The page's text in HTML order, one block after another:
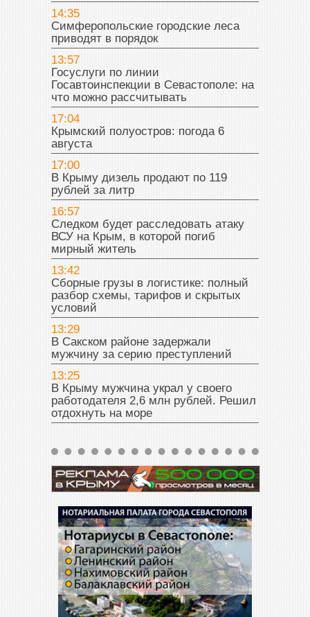
14:35
Симферопольские городские леса
приводят в порядок
13:57
Госуслуги по линии
Госавтоинспекции в Севастополе: на
что можно рассчитывать
17:04
Крымский полуостров: погода 6
августа
17:00
В Крыму дизель продают по 119
рублей за литр
16:57
Следком будет расследовать атаку
ВСУ на Крым, в которой погиб
мирный житель
13:42
Сборные грузы в логистике: полный
разбор схемы, тарифов и скрытых
условий
13:29
В Сакском районе задержали
мужчину за серию преступлений
13:25
В Крыму мужчина украл у своего
работодателя 2,6 млн рублей. Решил
отдохнуть на море